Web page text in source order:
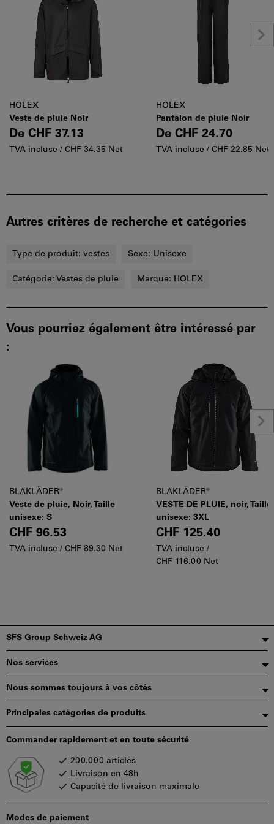
HOLEX
Veste de pluie Noir
De CHF 37.13
TVA incluse / CHF 34.35 Net
HOLEX
Pantalon de pluie Noir
De CHF 24.70
TVA incluse / CHF 22.85 Net
Autres critères de recherche et catégories
Type de produit: vestes Sexe: Unisexe
Catégorie: Vestes de pluie Marque: HOLEX
Vous pourriez également être intéressé par
:
BLAKLÄDER®
Veste de pluie, Noir, Taille
unisexe: S
CHF 96.53
TVA incluse / CHF 89.30 Net
BLAKLÄDER®
VESTE DE PLUIE, noir, Taille
unisexe: 3XL
CHF 125.40
TVA incluse /
CHF 116.00 Net
Pied
de
page
SFS Group Schweiz AG
Nos services
Nous sommes toujours à vos côtés
Principales catégories de produits
Modes de paiement
Commander rapidement et en toute sécurité
200.000 articles
Livraison en 48h
Capacité de livraison maximale